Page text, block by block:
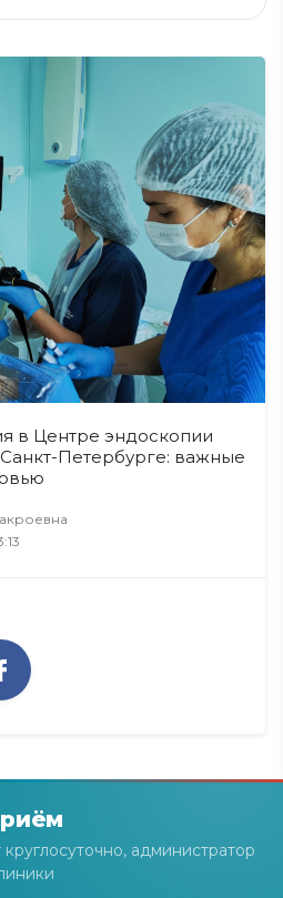
в Центре эндоскопии
Петербурге: важные
администратор